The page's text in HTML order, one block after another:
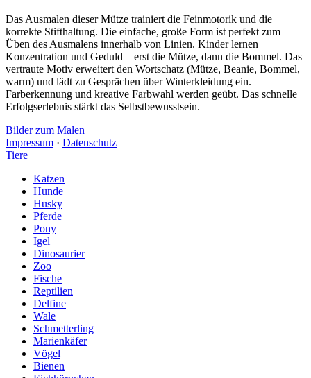
Das Ausmalen dieser Mütze trainiert die Feinmotorik und die
korrekte Stifthaltung. Die einfache, große Form ist perfekt zum
Üben des Ausmalens innerhalb von Linien. Kinder lernen
Konzentration und Geduld – erst die Mütze, dann die Bommel. Das
vertraute Motiv erweitert den Wortschatz (Mütze, Beanie, Bommel,
warm) und lädt zu Gesprächen über Winterkleidung ein.
Farberkennung und kreative Farbwahl werden geübt. Das schnelle
Erfolgserlebnis stärkt das Selbstbewusstsein.
Bilder zum Malen
Impressum · Datenschutz
Tiere
Katzen
Hunde
Husky
Pferde
Pony
Igel
Dinosaurier
Zoo
Fische
Reptilien
Delfine
Wale
Schmetterling
Marienkäfer
Vögel
Bienen